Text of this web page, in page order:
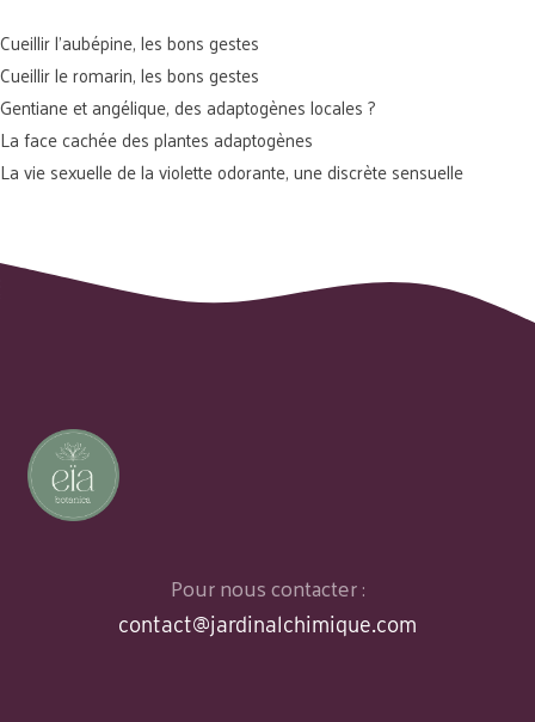
Cueillir l’aubépine, les bons gestes
Cueillir le romarin, les bons gestes
Gentiane et angélique, des adaptogènes locales ?
La face cachée des plantes adaptogènes
La vie sexuelle de la violette odorante, une discrète sensuelle
Pour nous contacter :
contact@jardinalchimique.com